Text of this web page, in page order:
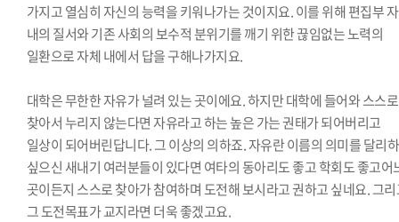
가지고 열심히 자신의 능력을 키워나가는 것이지요. 이를 위해 편집부
내의 질서와 기존 사회의 보수적 분위기를 깨기 위한 끊임없는 노력의
일환으로 자체 내에서 답을 구해나가지요.
대학은 무한한 자유가 널려 있는 곳이에요. 하지만 대학에 들어와 스스로
찾아서 누리지 않는다면 자유라고 하는 높은 가는 권태가 되어버리고
일상이 되어버린답니다. 그 이상의 의하죠. 자유란 이름의 의미를 달리
싶으신 새내기 여러분들이 있다면 여타의 동아리도 좋고 학회도 좋고어
곳이든지 스스로 찾아가 참여하며 도전해 보시라고 권하고 싶네요. 그
그 도전목표가 교지라면 더욱 좋겠고요.